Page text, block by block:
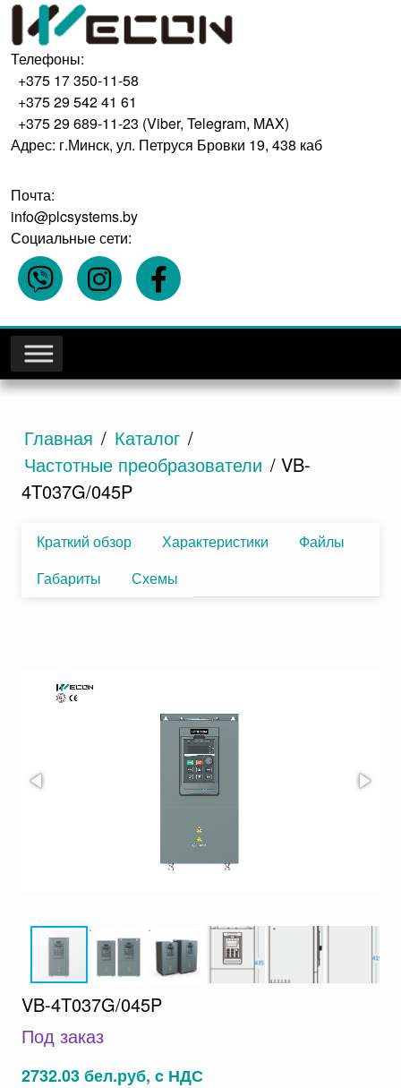
Телефоны:
+375 17 350-11-58
+375 29 542 41 61
+375 29 689-11-23 (Viber, Telegram, MAX)
Адрес: г.Минск, ул. Петруся Бровки 19, 438 каб
Почта:
info@plcsystems.by
Социальные сети:
Главная / Каталог /
Частотные преобразователи / VB-
4T037G/045P
Краткий обзор Характеристики
Файлы
Габариты
Схемы
VB-4T037G/045P
Под заказ
2732.03 бел.руб, c НДС